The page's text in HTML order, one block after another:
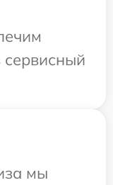
сервисный
мы